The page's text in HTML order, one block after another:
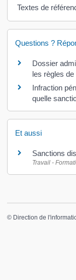
Textes de
Questions ?
Dossier
les règles de
Infraction
quelle
Et aussi
Sanctions
Travail -
© Direction de